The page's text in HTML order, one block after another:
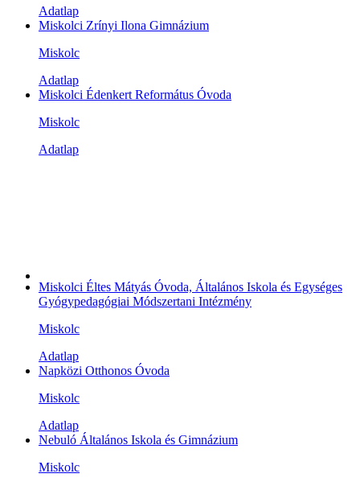
Adatlap
Miskolci Zrínyi Ilona Gimnázium
Miskolc
Adatlap
Miskolci Édenkert Református Óvoda
Miskolc
Adatlap
Miskolci Éltes Mátyás Óvoda, Általános Iskola és Egységes
Gyógypedagógiai Módszertani Intézmény
Miskolc
Adatlap
Napközi Otthonos Óvoda
Miskolc
Adatlap
Nebuló Általános Iskola és Gimnázium
Miskolc